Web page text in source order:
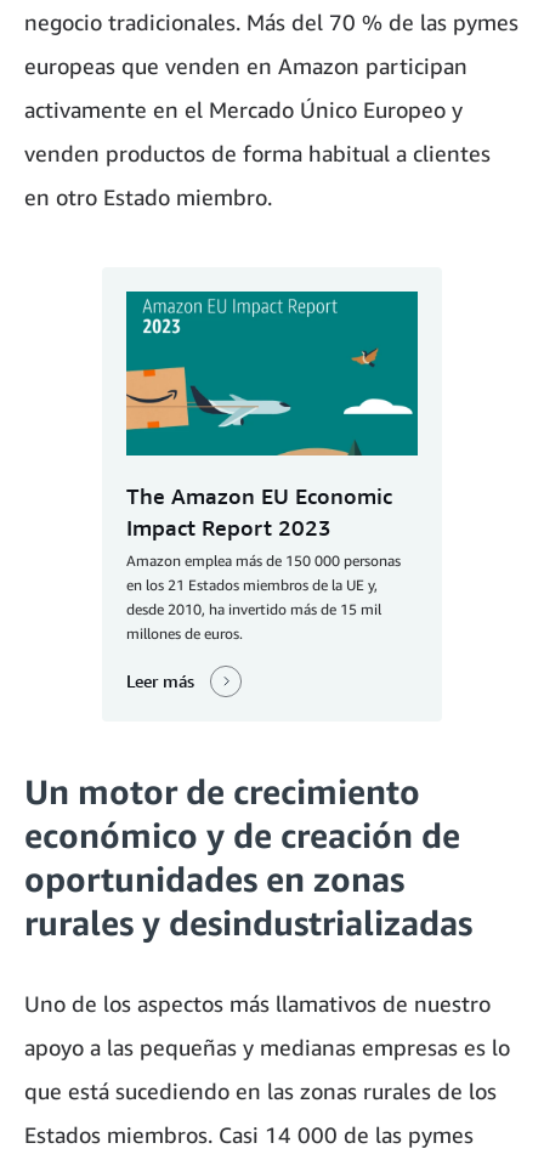
negocio tradicionales. Más del 70 % de las pymes
europeas que venden en Amazon participan
activamente en el Mercado Único Europeo y
venden productos de forma habitual a clientes
en otro Estado miembro.
The Amazon EU Economic
Impact Report 2023
Amazon emplea más de 150 000 personas
en los 21 Estados miembros de la UE y,
desde 2010, ha invertido más de 15 mil
millones de euros.
Leer más
Un motor de crecimiento
económico y de creación de
oportunidades en zonas
rurales y desindustrializadas
Uno de los aspectos más llamativos de nuestro
apoyo a las pequeñas y medianas empresas es lo
que está sucediendo en las zonas rurales de los
Estados miembros. Casi 14 000 de las pymes